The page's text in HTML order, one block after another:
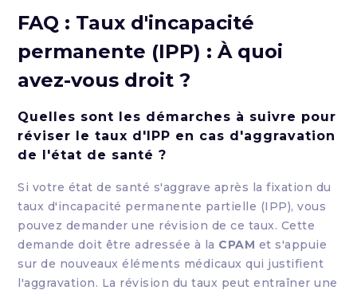
FAQ : Taux d'incapacité
permanente (IPP) : À quoi
avez-vous droit ?
Quelles sont les démarches à suivre pour
réviser le taux d'IPP en cas d'aggravation
de l'état de santé ?
Si votre état de santé s'aggrave après la fixation du
taux d'incapacité permanente partielle (IPP), vous
pouvez demander une révision de ce taux. Cette
demande doit être adressée à la CPAM et s'appuie
sur de nouveaux éléments médicaux qui justifient
l'aggravation. La révision du taux peut entraîner une